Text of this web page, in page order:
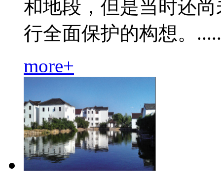
和地段，但是当时还
行全面保护的构想。
more+